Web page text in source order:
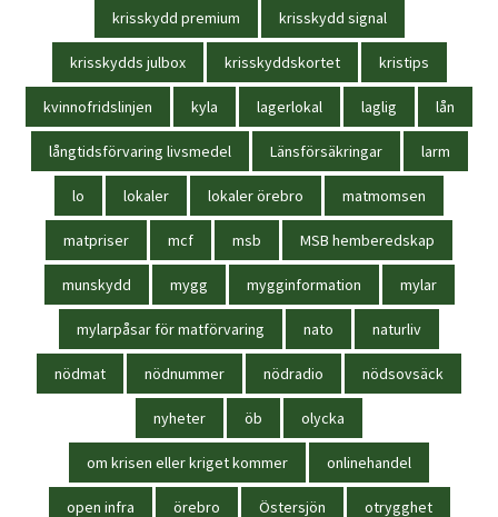
krisskydd premium krisskydd signal
krisskydds julbox krisskyddskortet kristips
kvinnofridslinjen kyla lagerlokal laglig lån
långtidsförvaring livsmedel Länsförsäkringar larm
lo lokaler lokaler örebro matmomsen
matpriser mcf msb MSB hemberedskap
munskydd mygg mygginformation mylar
mylarpåsar för matförvaring nato naturliv
nödmat nödnummer nödradio nödsovsäck
nyheter öb olycka
om krisen eller kriget kommer onlinehandel
open infra örebro Östersjön otrygghet